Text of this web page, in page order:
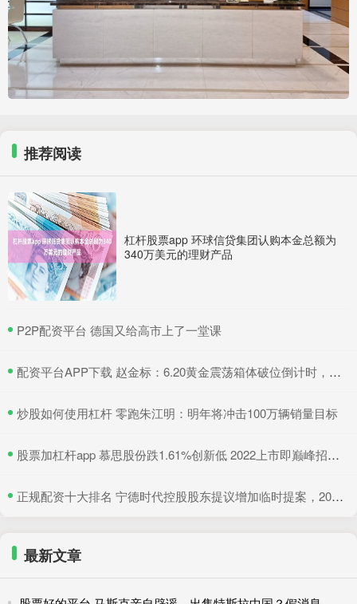
推荐阅读
杠杆股票app 环球信贷集团认购本金总额为
340万美元的理财产品
​P2P配资平台 德国又给高市上了一堂课
​配资平台APP下载 赵金标：6.20黄金震荡箱体破位倒计时，原油短线交易策略
​炒股如何使用杠杆 零跑朱江明：明年将冲击100万辆销量目标
​股票加杠杆app 慕思股份跌1.61%创新低 2022上市即巅峰招商证券保荐
​正规配资十大排名 宁德时代控股股东提议增加临时提案，2025年第二次临时股东会将审议发行债券等议案
最新文章